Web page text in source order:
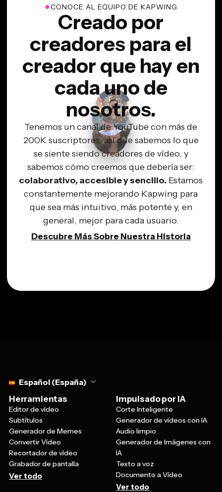
●CONOCE AL EQUIPO DE KAPWING
Creado por
creadores para el
creador que hay en
cada uno de
nosotros.
Tenemos un canal de YouTube con más de
200K suscriptores, así que sabemos lo que
se siente siendo creadores de vídeo, y
sabemos cómo creemos que debería ser:
colaborativo, accesible y sencillo. Estamos
constantemente mejorando Kapwing para
que sea más intuitivo, más potente y, en
general, mejor para cada usuario.
Descubre Más Sobre Nuestra Historia
Español (España)
Herramientas
Editor de vídeo
Subtítulos
Generador de Memes
Convertir Vídeo
Recortador de vídeo
Grabador de pantalla
Ver todo
Impulsado por IA
Corte Inteligente
Generador de vídeos con IA
Audio limpio
Generador de Imágenes con
IA
Texto a voz
Documento a Vídeo
Ver todo